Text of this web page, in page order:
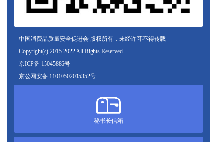
中国消费品质量安全促进会 版权所有，未经许可不得转载
Copyright(c) 2015-2022 All Rights Reserved.
京ICP备 15045886号
京公网安备 11010502035352号
秘书长信箱